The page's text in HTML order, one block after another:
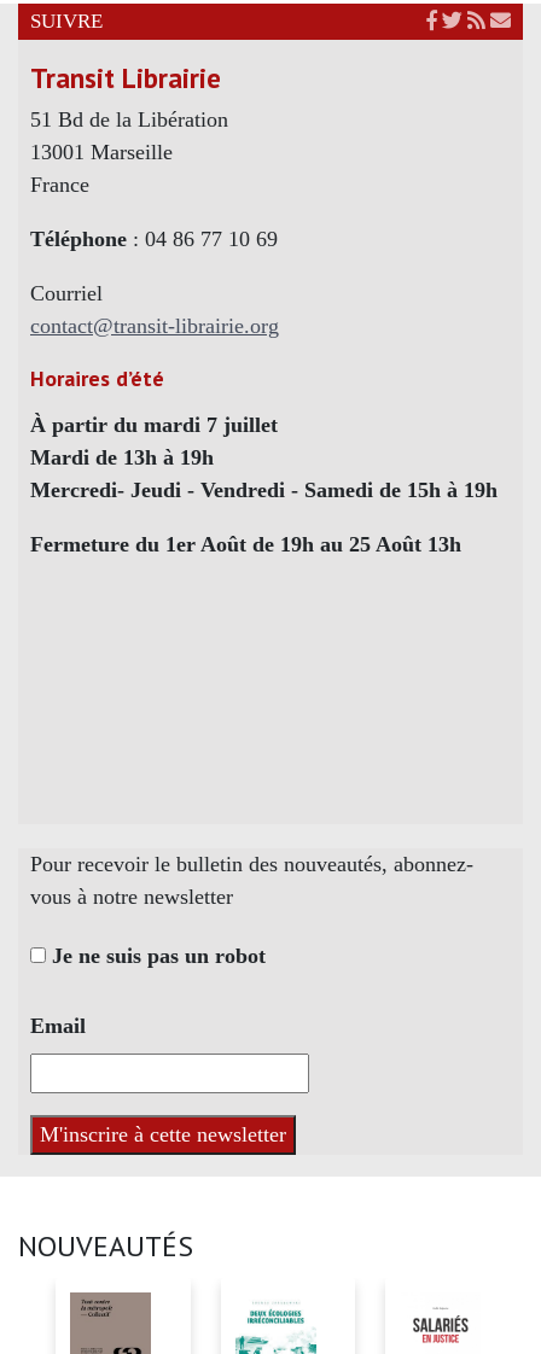
SUIVRE
Transit Librairie
51 Bd de la Libération
13001 Marseille
France
Téléphone : 04 86 77 10 69
Courriel
contact@transit-librairie.org
Horaires d’été
À partir du mardi 7 juillet
Mardi de 13h à 19h
Mercredi- Jeudi - Vendredi - Samedi de 15h à 19h
Fermeture du 1er Août de 19h au 25 Août 13h
Pour recevoir le bulletin des nouveautés, abonnez-
vous à notre newsletter
Je ne suis pas un robot
Email
NOUVEAUTÉS